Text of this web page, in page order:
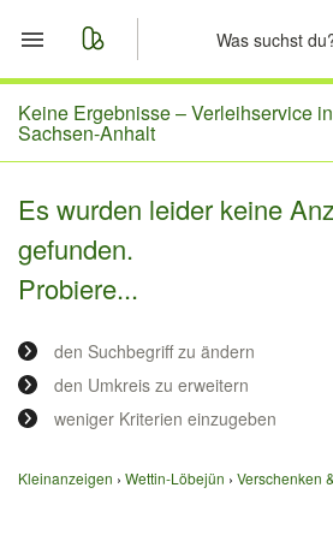
Start
Merkliste
Nachrichten
Anzeige aufgeben
Keine Ergebnisse –Verleihservice
Sachsen-Anhalt
Es wurden leider keine
gefunden.
Probiere...
den Suchbegriff zu ändern
den Umkreis zu erweitern
weniger Kriterien einzugeben
Kleinanzeigen Wettin-Löbejün Verschenken